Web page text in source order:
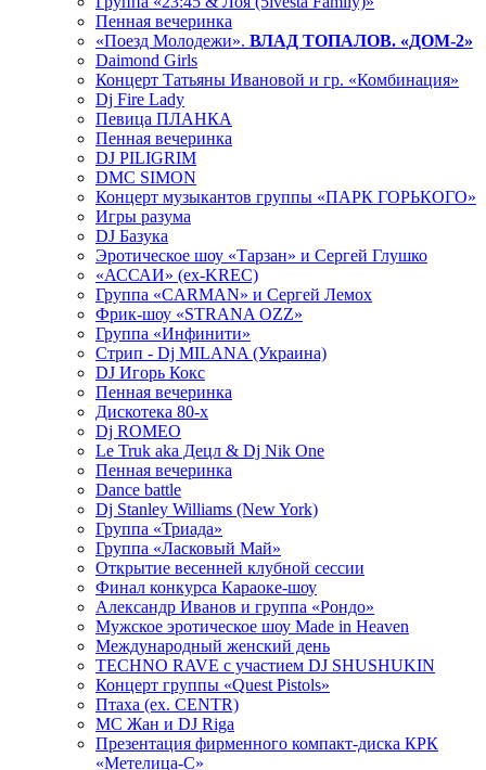
Пенная вечеринка
«Поезд Молодежи». ВЛАД ТОПАЛОВ. «ДОМ-2»
Daimond Girls
Концерт Татьяны Ивановой и гр. «Комбинация»
Dj Fire Lady
Певица ПЛАНКА
Пенная вечеринка
DJ PILIGRIM
DMC SIMON
Концерт музыкантов группы «ПАРК ГОРЬКОГО»
Игры разума
DJ Базука
Эротическое шоу «Тарзан» и Сергей Глушко
«АССАИ» (ex-KREC)
Группа «CARMAN» и Сергей Лемох
Фрик-шоу «STRANA OZZ»
Группа «Инфинити»
Стрип - Dj MILANA (Украина)
DJ Игорь Кокс
Пенная вечеринка
Дискотека 80-х
Dj ROMEO
Le Truk aka Децл & Dj Nik One
Пенная вечеринка
Dance battle
Dj Stanley Williams (New York)
Группа «Триада»
Группа «Ласковый Май»
Открытие весенней клубной сессии
Финал конкурса Караоке-шоу
Александр Иванов и группа «Рондо»
Мужское эротическое шоу Made in Heaven
Международный женский день
TECHNO RAVE с участием DJ SHUSHUKIN
Концерт группы «Quest Pistols»
Птаха (ex. CENTR)
МС Жан и DJ Riga
Презентация фирменного компакт-диска КРК
«Метелица-С»